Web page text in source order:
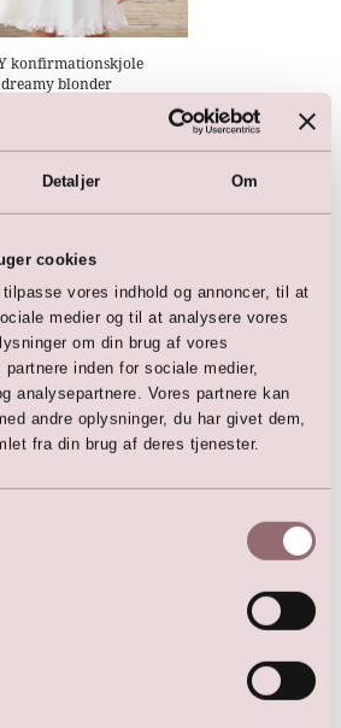
Detaljer Om
cookies
vores indhold og annoncer, til at
medier og til at analysere vores
om din brug af vores
inden for sociale medier,
analysepartnere. Vores partnere kan
andre oplysninger, du har givet dem,
fra din brug af deres tjenester.
konfirmationskjole
dreamy blonder
favoritterne
Konfirmationskjole med slå-